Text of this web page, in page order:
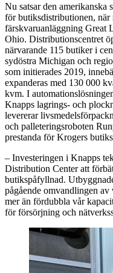
Nu satsar den amerikanska
för butiksdistributionen, när
färskvaruanläggning Great
Ohio. Distributionscentret
närvarande 115 butiker i
sydöstra Michigan och
som initierades 2019,
expanderas med 130 000
kvm. I
Knapps lagrings- och
levererar
och palleteringsroboten
prestanda för Krogers
– Investeringen i Knapps
Distribution Center att
butikspåfyllnad.
pågående omvandlingen
mer än fördubbla vår
för försörjning och